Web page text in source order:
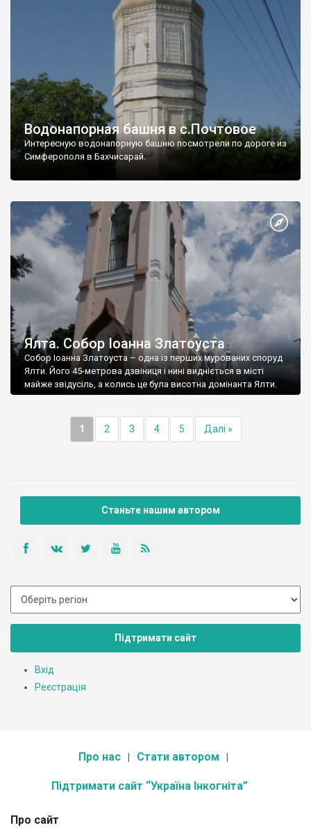
Водонапорная башня в с.Почтовое
Интересную водонапорную башню посмотрели по дороге из
Симферополя в Бахчисарай.
Ялта. Собор Іоанна Златоуста
Собор Іоанна Златоуста – одна із перших мурованих споруд
Ялти. Його 45-метрова дзвіниця і нині видніється в місті
майже звідусіль, а колись це була висотна домінанта Ялти.
1 2 3 4 5 Далі »
Станьте нашим автором
Підтримати сайт
Вхід
Реєстрація
Про нас Стати автором
Підтримати сайт “Україна Інкогніта”
Про сайт